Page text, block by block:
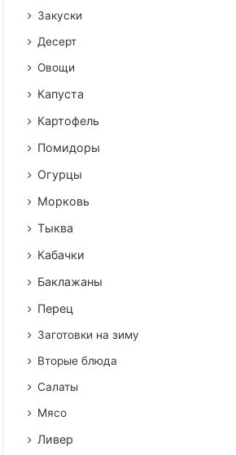
Закуски
Десерт
Овощи
Капуста
Картофель
Помидоры
Огурцы
Морковь
Тыква
Кабачки
Баклажаны
Перец
Заготовки на зиму
Вторые блюда
Салаты
Мясо
Ливер